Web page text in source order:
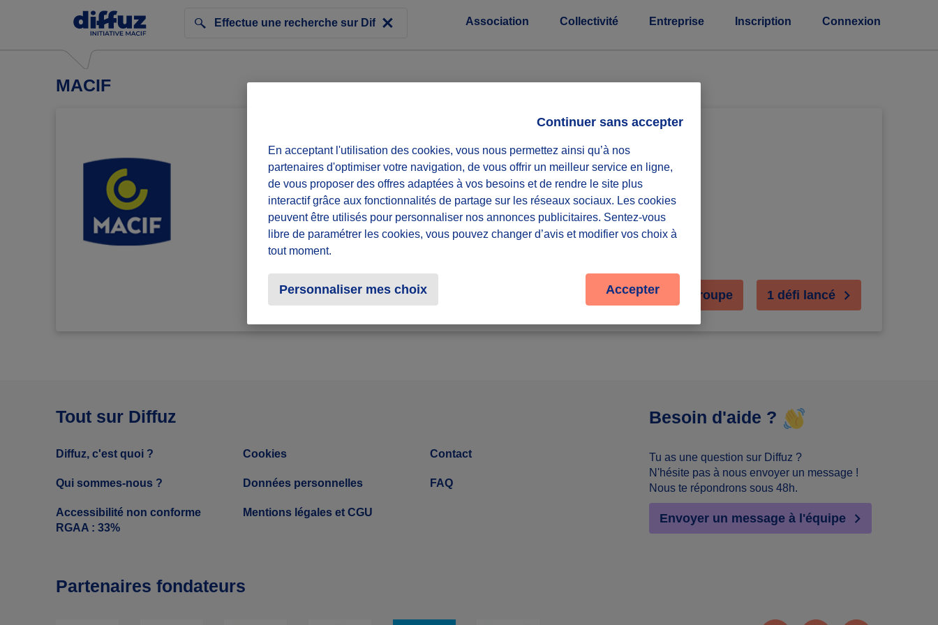
Association Collectivité Entreprise Inscription Connexion
MACIF
Rejoindre le groupe 1 défi lancé
Tout sur Diffuz
Diffuz, c'est quoi ?
Qui sommes-nous ?
Accessibilité non conforme
RGAA : 33%
Cookies
Données personnelles
Mentions légales et CGU
Contact
FAQ
Besoin d'aide ?
Tu as une question sur Diffuz ?
N'hésite pas à nous envoyer un message !
Nous te répondrons sous 48h.
Envoyer un message à l'équipe
Partenaires fondateurs
En acceptant l'utilisation des cookies, vous nous permettez ainsi qu’à nos
partenaires d'optimiser votre navigation, de vous offrir un meilleur service en ligne,
de vous proposer des offres adaptées à vos besoins et de rendre le site plus
interactif grâce aux fonctionnalités de partage sur les réseaux sociaux. Les cookies
peuvent être utilisés pour personnaliser nos annonces publicitaires. Sentez-vous
libre de paramétrer les cookies, vous pouvez changer d’avis et modifier vos choix à
tout moment.
Personnaliser mes choix
Continuer sans accepter
Accepter